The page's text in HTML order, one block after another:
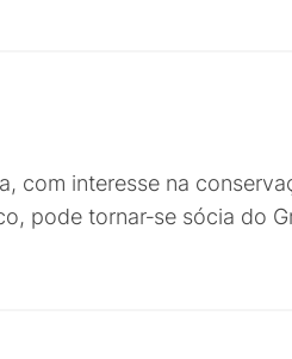
com interesse na
pode tornar‑se sócia do